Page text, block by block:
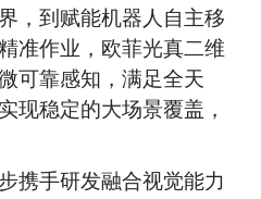
，到赋能机器人自主移
准作业，欧菲光真二维
可靠感知，满足全天
现稳定的大场景覆盖，
携手研发融合视觉能力